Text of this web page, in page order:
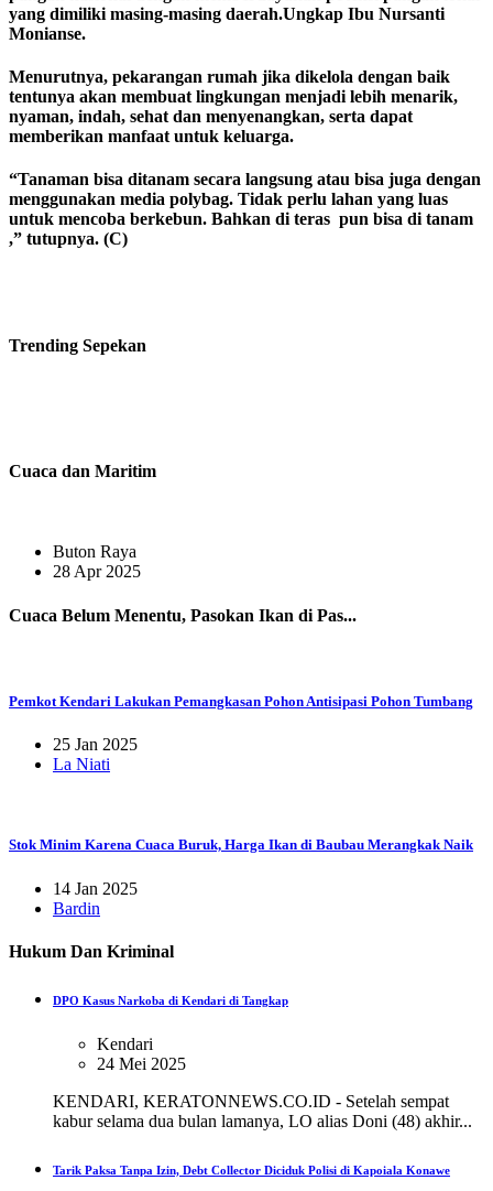
yang dimiliki masing-masing daerah.Ungkap Ibu Nursanti
Monianse.
Menurutnya, pekarangan rumah jika dikelola dengan baik
tentunya akan membuat lingkungan menjadi lebih menarik,
nyaman, indah, sehat dan menyenangkan, serta dapat
memberikan manfaat untuk keluarga.
“Tanaman bisa ditanam secara langsung atau bisa juga dengan
menggunakan media polybag. Tidak perlu lahan yang luas
untuk mencoba berkebun. Bahkan di teras pun bisa di tanam
,” tutupnya. (C)
Trending Sepekan
Cuaca dan Maritim
Buton Raya
28 Apr 2025
Cuaca Belum Menentu, Pasokan Ikan di Pas...
Pemkot Kendari Lakukan Pemangkasan Pohon Antisipasi Pohon Tumbang
25 Jan 2025
La Niati
Stok Minim Karena Cuaca Buruk, Harga Ikan di Baubau Merangkak Naik
14 Jan 2025
Bardin
Hukum Dan Kriminal
DPO Kasus Narkoba di Kendari di Tangkap
Kendari
24 Mei 2025
KENDARI, KERATONNEWS.CO.ID - Setelah sempat
kabur selama dua bulan lamanya, LO alias Doni (48) akhir...
Tarik Paksa Tanpa Izin, Debt Collector Diciduk Polisi di Kapoiala Konawe